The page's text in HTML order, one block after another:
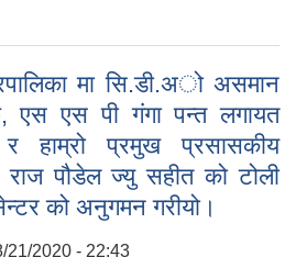
तथा दिर्घायुको कामना सहित वहा लाई
मा सि.डी.अो असमान
एस एस पी गंगा पन्त लगायत
हाम्रो प्रमुख प्रसासकीय
राज पौडेल ज्यु सहीत को टोली
को अनुगमन गरीयो।
21/2020 - 22:43